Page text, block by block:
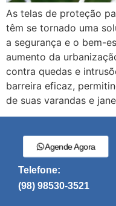
As telas de proteção
têm se tornado uma
a segurança e o bem-
aumento da
contra quedas e
barreira eficaz,
de suas varandas e
Agende Agora
Telefone:
(98) 98530-3521